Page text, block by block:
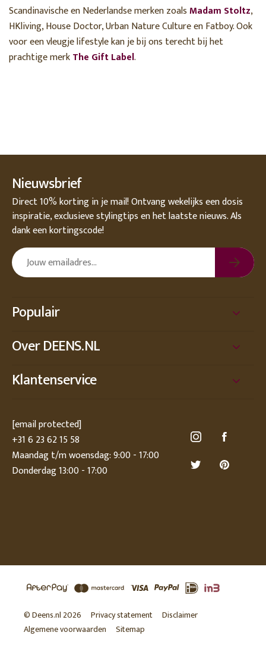
Scandinavische en Nederlandse merken zoalsMadam Stoltz,
HKliving, House Doctor, Urban Nature Culture en Fatboy. Ook
voor een vleugje lifestyle kan je bij ons terecht bij het
prachtige merkThe Gift Label.
Nieuwsbrief
Direct 10% korting in je mail! Ontvang wekelijks een dosis
inspiratie, exclusieve stylingtips en het laatste nieuws. Als
dank een kortingscode!
Populair
Over DEENS.NL
Klantenservice
[email protected]
+31 6 23 62 15 58
Maandag t/m woensdag: 9:00 - 17:00
Donderdag 13:00 - 17:00
© Deens.nl 2026 Privacy statement
Disclaimer
Algemene voorwaarden
Sitemap